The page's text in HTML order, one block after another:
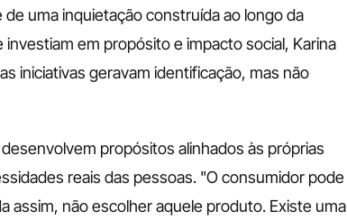
uma inquietação construída ao longo da
em propósito e impacto social, Karina
iniciativas geravam identificação, mas não
propósitos alinhados às próprias
reais das pessoas. "O consumidor pode
assim, não escolher aquele produto. Existe uma